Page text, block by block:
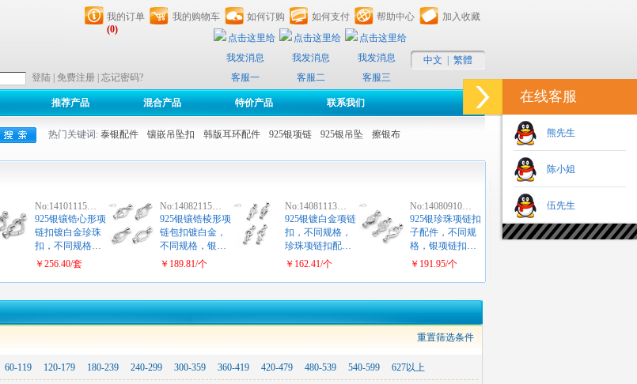
登陆 免费注册 忘记密码? 客服一 客服二 客服三
中文 繁體
我的订单
(0)
我的购物车 如何订购 如何支付 帮助中心 加入收藏
推荐产品 混合产品 特价产品 联系我们
热门关键词: 泰银配件 镶嵌吊坠扣 韩版耳环配件 925银项链 925银吊坠 擦银布
No:14101115…
925银镶锆心形项
链扣镀白金珍珠
扣，不同规格…
￥256.40/套
No:14082115…
925银镶锆棱形项
链包扣镀白金，
不同规格，银…
￥189.81/个
No:14081113…
925银镀白金项链
扣，不同规格，
珍珠项链扣配…
￥162.41/个
No:14080910…
925银珍珠项链扣
子配件，不同规
格，银项链扣…
￥191.95/个
重置筛选条件
60-119 120-179 180-239 240-299 300-359 360-419 420-479 480-539 540-599 627以上
在线客服
熊先生
陈小姐
伍先生